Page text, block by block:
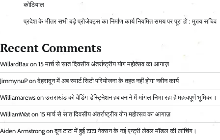
कोठियाल
प्रदेश के भीतर सभी बड़े प्रोजेक्ट्स का निर्माण कार्य नियमित समय पर पूरा हो : मुख्य सचिव
Recent Comments
WillardBax on 15 मार्च से सात दिवसीय अंतर्राष्ट्रीय योग महोत्सव का आगाज़
JimmynuP onदेहरादून में अब स्मार्ट सिटी परियोजना के तहत नहीं होगा नवीन कार्य
Williamarews onउत्तराखंड को वेडिंग डेस्टिनेशन हब बनाने में मांगल निभा रहा है महत्वपूर्ण भूमिका।
WilliamWat on 15 मार्च से सात दिवसीय अंतर्राष्ट्रीय योग महोत्सव का आगाज़
Aiden Armstrong onदून टाटा में हुई टाटा नेक्सन के नई एन्ट्री लेवल मॉडल की लांचिंग।